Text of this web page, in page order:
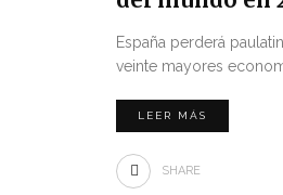
España perderá
veinte mayores
LEER MÁS
SHARE